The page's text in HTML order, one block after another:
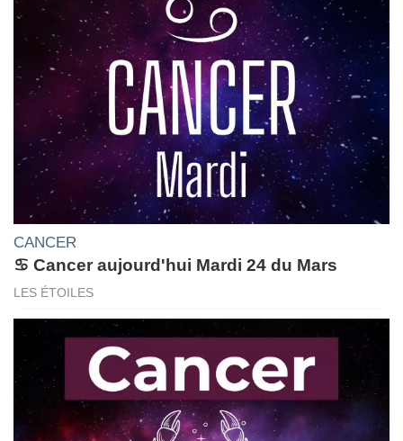
CANCER
♋ Cancer aujourd'hui Mardi 24 du Mars
LES ÉTOILES